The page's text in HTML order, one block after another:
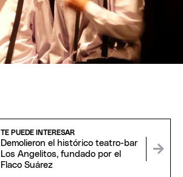
TE PUEDE INTERESAR
Demolieron el histórico teatro-bar
Los Angelitos, fundado por el
Flaco Suárez